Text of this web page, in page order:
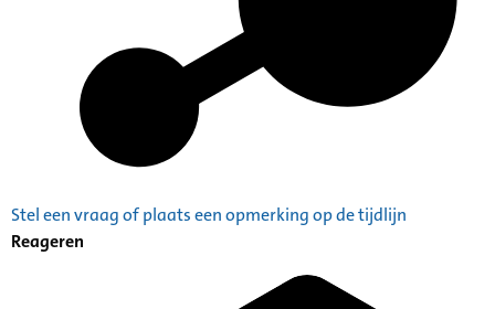
Stel een vraag of plaats een opmerking op de tijdlijn
Reageren